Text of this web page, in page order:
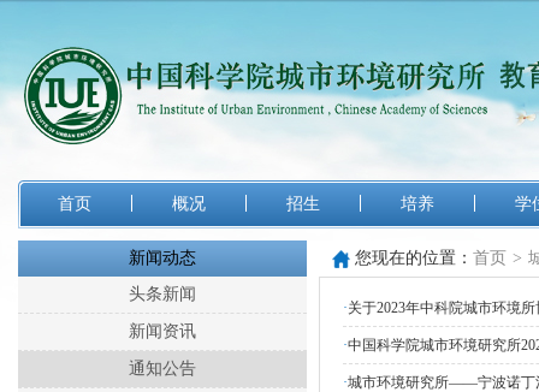
首页 概况 招生 培养 学
新闻动态
头条新闻
新闻资讯
通知公告
您现在的位置： 首页 >
·关于2023年中科院城市环境
·中国科学院城市环境研究所
·城市环境研究所——宁波诺丁